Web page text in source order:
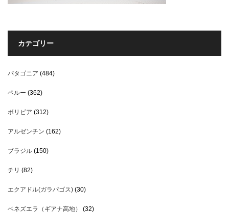
カテゴリー
パタゴニア (484)
ペルー (362)
ボリビア (312)
アルゼンチン (162)
ブラジル (150)
チリ (82)
エクアドル(ガラパゴス) (30)
ベネズエラ（ギアナ高地） (32)